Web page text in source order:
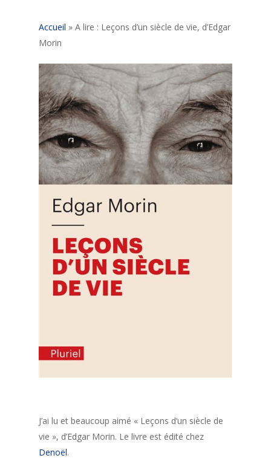
Accueil » A lire : Leçons d’un siècle de vie, d’Edgar
Morin
J’ai lu et beaucoup aimé « Leçons d’un siècle de
vie », d’Edgar Morin. Le livre est édité chez
Denoël.